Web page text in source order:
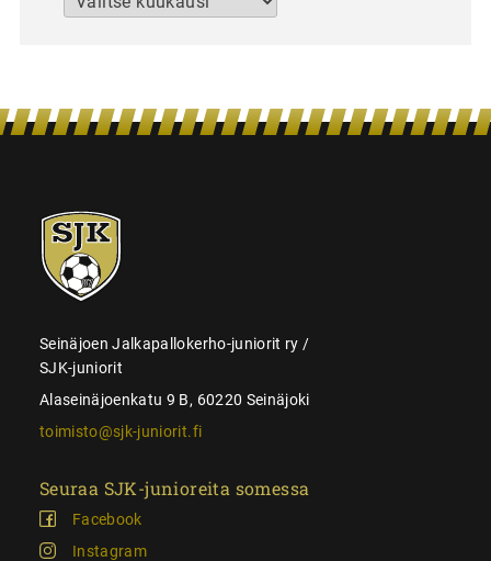
SJK-
juniorit
Seinäjoen Jalkapallokerho-juniorit ry /
SJK-juniorit
Alaseinäjoenkatu 9 B, 60220 Seinäjoki
toimisto@sjk-juniorit.fi
Seuraa SJK-junioreita somessa
Facebook
Instagram